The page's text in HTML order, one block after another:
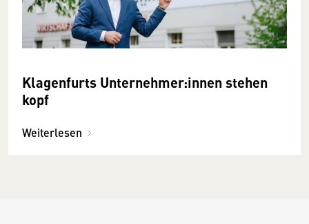
Klagenfurts Unternehmer:innen stehen
kopf
Weiterlesen